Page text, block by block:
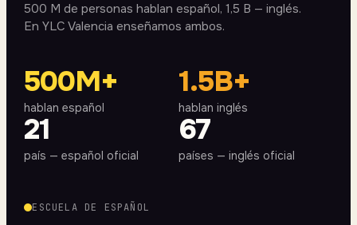
500 M de personas hablan español, 1,5 B — inglés.
En YLC Valencia enseñamos ambos.
500M+
hablan español
1.5B+
hablan inglés
21
país — español oficial
67
países — inglés oficial
ESCUELA DE ESPAÑOL